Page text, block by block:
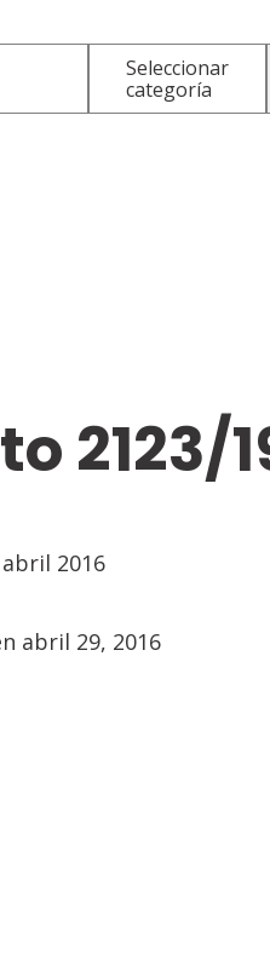
Seleccionar
categoría
2123/
2016
abril 29, 2016